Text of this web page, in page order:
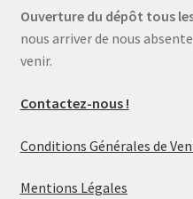
Ouverture du dépôt tous
nous arriver de nous
venir.
Contactez-nous !
Conditions Générales de
Mentions Légales